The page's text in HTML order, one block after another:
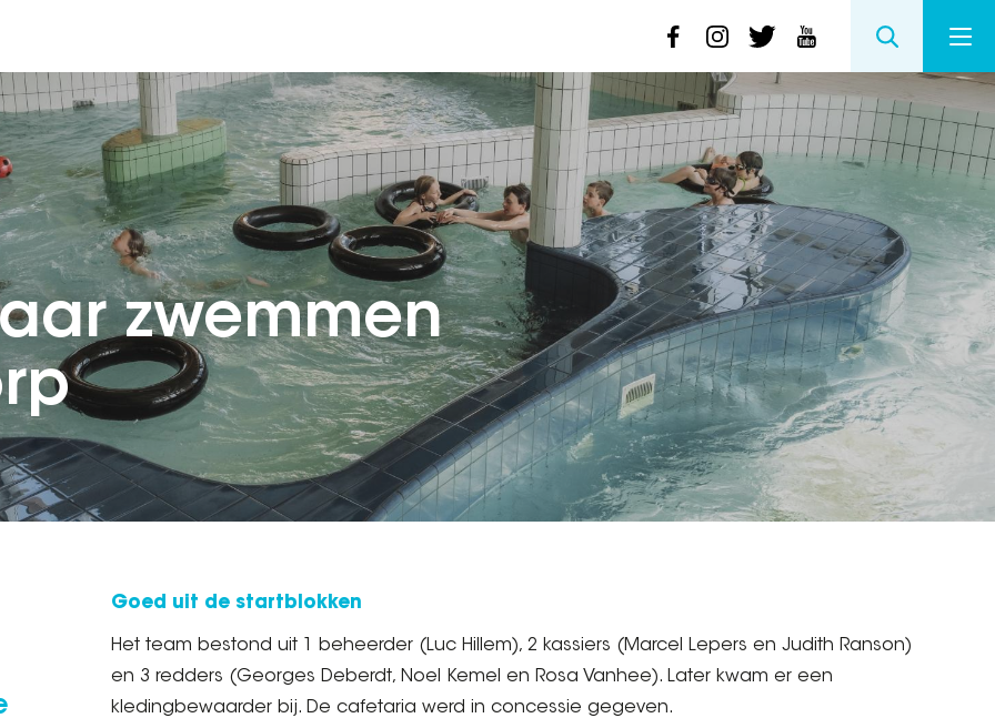
zwemmen
Goed uit de startblokken
Het team bestond uit 1 beheerder (Luc Hillem), 2 kassiers (Marcel Lepers en Judith Ranson)
en 3 redders (Georges Deberdt, Noel Kemel en Rosa Vanhee). Later kwam er een
kledingbewaarder bij. De cafetaria werd in concessie gegeven.